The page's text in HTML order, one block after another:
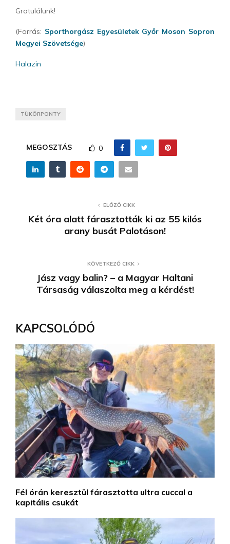
Gratulálunk!
(Forrás: Sporthorgász Egyesületek Győr Moson Sopron
Megyei Szövetsége)
Halazin
TÜKÖRPONTY
MEGOSZTÁS 0
ELŐZŐ CIKK
Két óra alatt fárasztották ki az 55 kilós
arany busát Palotáson!
KÖVETKEZŐ CIKK
Jász vagy balin? – a Magyar Haltani
Társaság válaszolta meg a kérdést!
KAPCSOLÓDÓ
Fél órán keresztül fárasztotta ultra cuccal a
kapitális csukát